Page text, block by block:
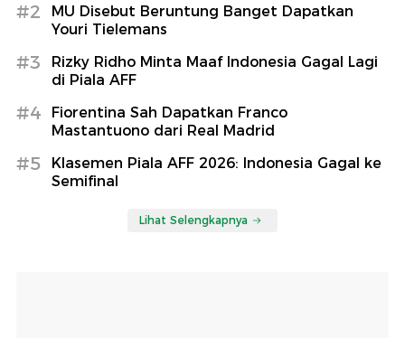
#2
MU Disebut Beruntung Banget Dapatkan
Youri Tielemans
#3
Rizky Ridho Minta Maaf Indonesia Gagal Lagi
di Piala AFF
#4
Fiorentina Sah Dapatkan Franco
Mastantuono dari Real Madrid
#5
Klasemen Piala AFF 2026: Indonesia Gagal ke
Semifinal
Lihat Selengkapnya